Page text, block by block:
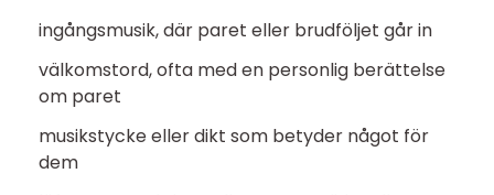
ingångsmusik, där paret eller brudföljet går in
välkomstord, ofta med en personlig berättelse
om paret
musikstycke eller dikt som betyder något för
dem